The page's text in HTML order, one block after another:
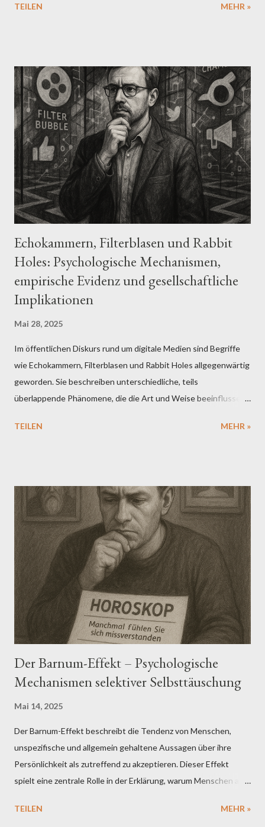
uralte, unterirdisch lebende Spezies dargestellt werden. Die
Regierungen, Medien oder Großkonzernen. Ursprung der
Vorstellung Die moderne Version dieser Verschwörungstheorie
geht maßgeblich auf David Icke zurück, einen britischen Autor
und ehemaligen Sportreporter, der seit den 1990er-Jahren
behauptet, dass eine außerirdische Rasse von reptiloiden
Wesen – die er als Teil einer „babylonischen Bruderschaft“
bezeichnet – die Welt kontrolliere. Laut Icke sollen viele
prominente Persönlichkeiten, darunter Mitglieder von
Königshä...
TEILEN MEHR »
Echokammern, Filterblasen und Rabbit
Holes: Psychologische Mechanismen,
empirische Evidenz und gesellschaftliche
Implikationen
Mai 28, 2025
Im öffentlichen Diskurs rund um digitale Medien sind Begriffe
wie Echokammern, Filterblasen und Rabbit Holes allgegenwärtig
geworden. Sie beschreiben unterschiedliche, teils
überlappende Phänomene, die die Art und Weise beeinflussen,
weitergeben. Aus psychologischer Sicht verspricht ihre
mögen, so notwendig ist eine differenzierte Betrachtung ihrer
wissenschaftlichen Fundierung. Echokammern verweisen auf
kommunikative Räume, in denen homogene Meinungen
dominieren und abweichende Perspektiven systematisch
ausgeblendet werden. Aus sozialpsychologischer Sicht werden
Echokammern durch Prozesse wie Gruppenkohäsion, soziale
Identifikation und normative Konformität verstärkt (Tajfel &
Turner, 1986; Postmes et al., 2005). Empirische Studien zeigen,
dass in...
TEILEN MEHR »
Der Barnum-Effekt – Psychologische
Mechanismen selektiver Selbsttäuschung
Mai 14, 2025
Der Barnum-Effekt beschreibt die Tendenz von Menschen,
unspezifische und allgemein gehaltene Aussagen über ihre
Persönlichkeit als zutreffend zu akzeptieren. Dieser Effekt
spielt eine zentrale Rolle in der Erklärung, warum Menschen an
Graphologie oder bestimmte Persönlichkeitstests glauben. Der
TEILEN MEHR »